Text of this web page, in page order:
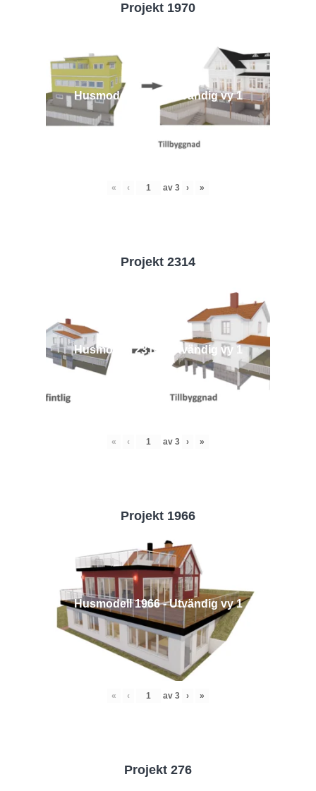
Projekt 1970
Husmodell 1970 - Utvändig vy 1
« ‹ av 3 › »
Projekt 2314
Husmodell 2314 - Utvändig vy 1
« ‹ av 3 › »
Projekt 1966
Husmodell 1966 - Utvändig vy 1
« ‹ av 3 › »
Projekt 276